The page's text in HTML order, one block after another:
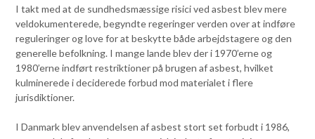
I takt med at de sundhedsmæssige risici ved asbest blev mere
veldokumenterede, begyndte regeringer verden over at indføre
reguleringer og love for at beskytte både arbejdstagere og den
generelle befolkning. I mange lande blev der i 1970’erne og
1980’erne indført restriktioner på brugen af asbest, hvilket
kulminerede i deciderede forbud mod materialet i flere
jurisdiktioner.
I Danmark blev anvendelsen af asbest stort set forbudt i 1986,